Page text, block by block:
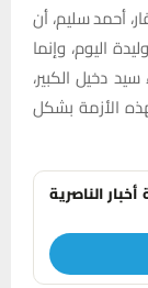
أحمد سليم، أن
اليوم، وإنما
دخيل الكبير،
حداً لهذه الأزمة بشكل
الناصرية